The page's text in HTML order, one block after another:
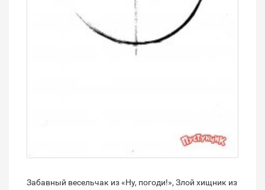
Забавный весельчак из «Ну, погоди!», Злой хищник из